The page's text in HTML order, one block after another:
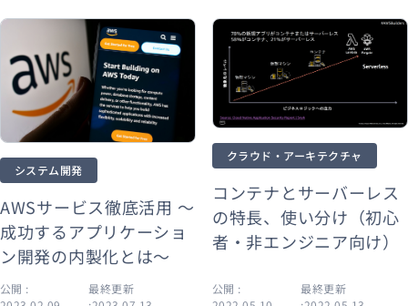
システム開発
AWSサービス徹底活用 ～
成功するアプリケーショ
ン開発の内製化とは～
公開 :
最終更新
クラウド・アーキテクチャ
コンテナとサーバーレス
の特長、使い分け（初心
者・非エンジニア向け）
公開 :
最終更新